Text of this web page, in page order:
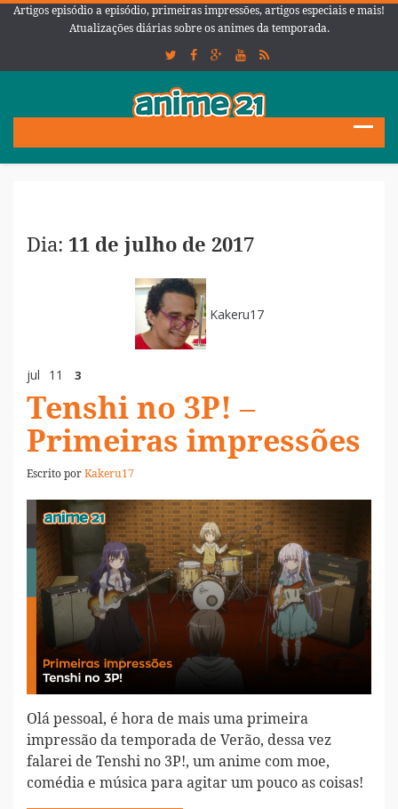
Artigos episódio a episódio, primeiras impressões, artigos especiais e mais!
Atualizações diárias sobre os animes da temporada.
Dia: 11 de julho de 2017
Kakeru17
jul 11 3
Tenshi no 3P! –
Primeiras impressões
Escrito porKakeru17
Olá pessoal, é hora de mais uma primeira
impressão da temporada de Verão, dessa vez
falarei de Tenshi no 3P!, um anime com moe,
comédia e música para agitar um pouco as coisas!